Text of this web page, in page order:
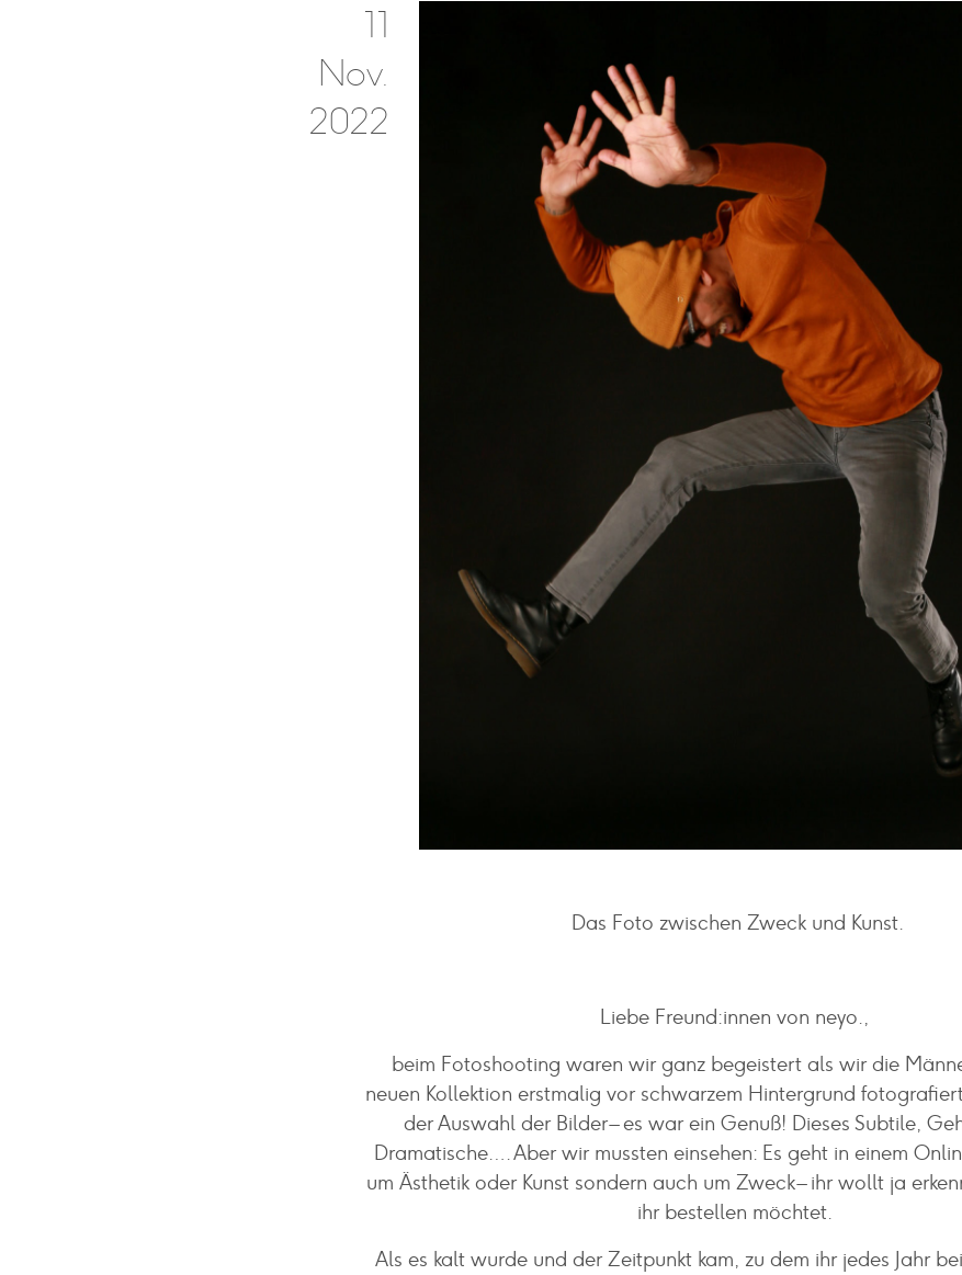
11
Nov.
2022
Das Foto zwischen Zweck und Kunst.
Liebe Freund:innen von neyo.,
beim Fotoshooting waren wir ganz begeistert als wir die
neuen Kollektion erstmalig vor schwarzem Hintergrund
der Auswahl der Bilder – es war ein Genuß! Dieses Subtile,
Dramatische…. Aber wir mussten einsehen: Es geht in einem
um Ästhetik oder Kunst sondern auch um Zweck – ihr wollt ja
ihr bestellen möchtet.
Als es kalt wurde und der Zeitpunkt kam, zu dem ihr jedes Jahr